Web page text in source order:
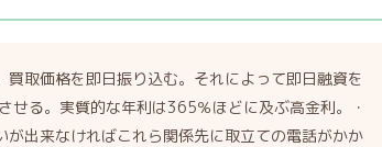
取価格を即日振り込む。それによって即日融資を
る。実質的な年利は365％ほどに及ぶ高金利。・
出来なければこれら関係先に取立ての電話がかか